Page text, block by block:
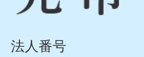
法人番号